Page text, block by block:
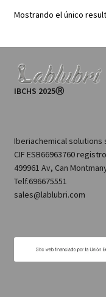
Mostrando el único
IBCHS 2025Ⓡ
Iberiachemical solutions
CIF ESB66963760
499961 Av, Can
Telf.696675551
sales@lablubri.com